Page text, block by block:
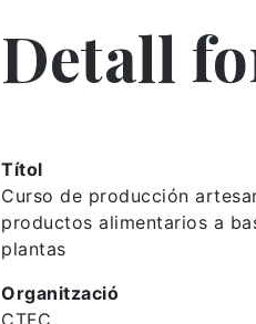
Detall
Títol
Curso de producción
productos alimentarios a
plantas
Organització
CTFC